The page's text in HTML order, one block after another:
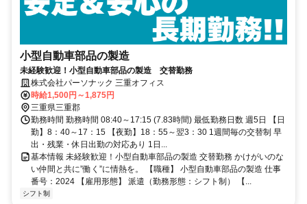
小型自動車部品の製造
未経験歓迎！小型自動車部品の製造 交替勤務
株式会社パーソナック 三重オフィス
時給1,500円～1,875円
三重県三重郡
勤務時間 勤務時間 08:40～17:15 (7.83時間) 最低勤務日数 週5日 【日
勤】8：40～17：15 【夜勤】18：55～翌3：30 1週間毎の交替制 早
出・残業・休日出勤の対応あり 1日...
基本情報 未経験歓迎！小型自動車部品の製造 交替勤務 かけがいのな
い仲間と共に”働く”に情熱を。 【職種】 小型自動車部品の製造 仕事
番号：2024 【雇用形態】 派遣（勤務形態：シフト制） 【...
シフト制